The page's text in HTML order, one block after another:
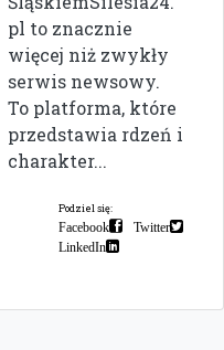
pl to znacznie
więcej niż zwykły
serwis newsowy.
To platforma, które
przedstawia rdzeń i
charakter...
Podziel się:
Facebook
Twitter
LinkedIn